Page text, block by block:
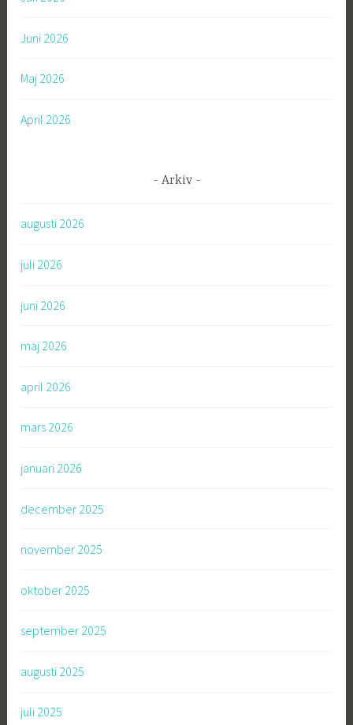
:
Juni 2026
Maj 2026
April 2026
Arkiv
augusti 2026
juli 2026
juni 2026
maj 2026
april 2026
mars 2026
januari 2026
december 2025
november 2025
oktober 2025
september 2025
augusti 2025
juli 2025